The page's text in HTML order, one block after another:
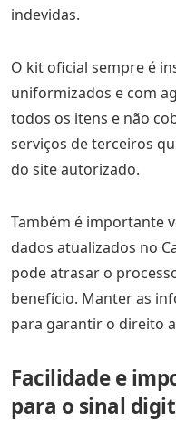
indevidas.
O kit oficial sempre é
uniformizados e com
todos os itens e não
serviços de terceiros
do site autorizado.
Também é importante
dados atualizados no
pode atrasar o
benefício. Manter as
para garantir o direito
Facilidade e
para o sinal